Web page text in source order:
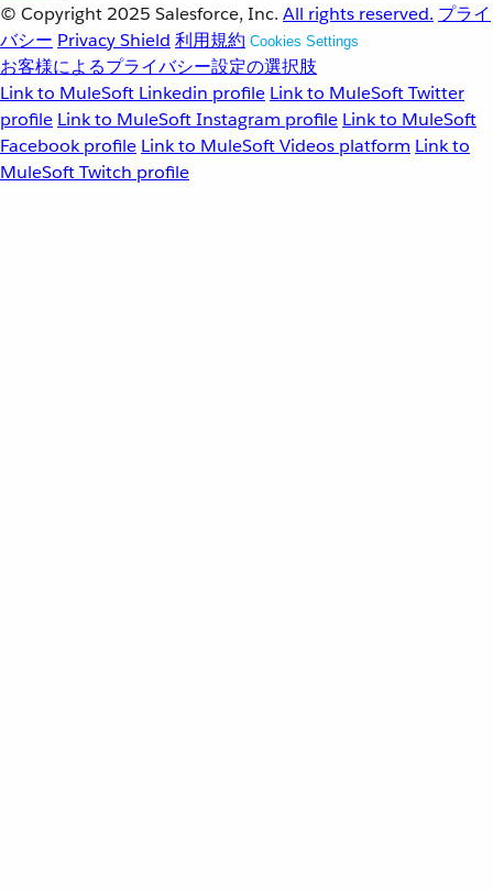
© Copyright 2025 Salesforce, Inc. All rights reserved. プライ
バシー Privacy Shield 利用規約 Cookies Settings
お客様によるプライバシー設定の選択肢
Link to MuleSoft Linkedin profile Link to MuleSoft Twitter
profile Link to MuleSoft Instagram profile Link to MuleSoft
Facebook profile Link to MuleSoft Videos platform Link to
MuleSoft Twitch profile